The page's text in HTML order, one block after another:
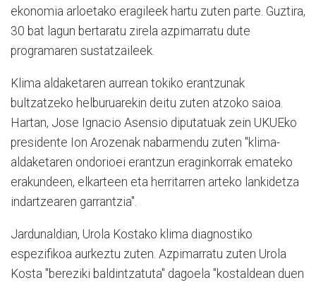
ekonomia arloetako eragileek hartu zuten parte. Guztira,
30 bat lagun bertaratu zirela azpimarratu dute
programaren sustatzaileek.
Klima aldaketaren aurrean tokiko erantzunak
bultzatzeko helburuarekin deitu zuten atzoko saioa.
Hartan, Jose Ignacio Asensio diputatuak zein UKUEko
presidente Ion Arozenak nabarmendu zuten "klima-
aldaketaren ondorioei erantzun eraginkorrak emateko
erakundeen, elkarteen eta herritarren arteko lankidetza
indartzearen garrantzia".
Jardunaldian, Urola Kostako klima diagnostiko
espezifikoa aurkeztu zuten. Azpimarratu zuten Urola
Kosta "bereziki baldintzatuta" dagoela "kostaldean duen